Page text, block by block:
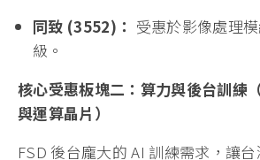
同致 (3552)： 受惠於影像處理
級。
核心受惠板塊二：算力與後台訓練
與運算晶片）
FSD 後台龐大的 AI 訓練需求，讓